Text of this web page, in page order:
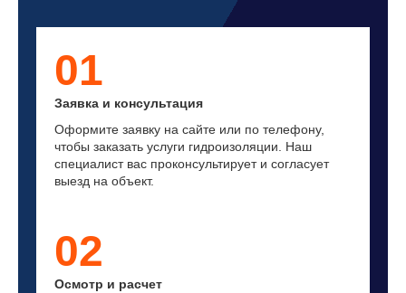
01
Заявка и консультация
Оформите заявку на сайте или по телефону,
чтобы заказать услуги гидроизоляции. Наш
специалист вас проконсультирует и согласует
выезд на объект.
02
Осмотр и расчет